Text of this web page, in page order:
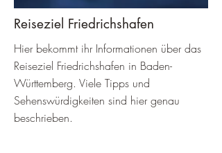
Reiseziel Friedrichshafen
Hier bekommt ihr Informationen über das
Reiseziel Friedrichshafen in Baden-
Württemberg. Viele Tipps und
Sehenswürdigkeiten sind hier genau
beschrieben.